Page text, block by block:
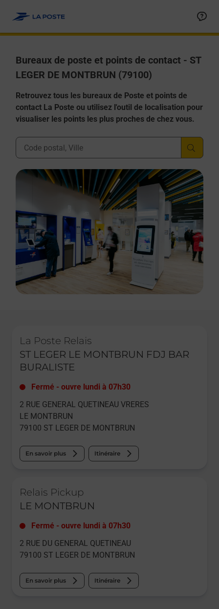
Bureaux de poste et points de contact - ST
LEGER DE MONTBRUN (79100)
Retrouvez tous les bureaux de Poste et points de
contact La Poste ou utilisez l'outil de localisation pour
visualiser les points les plus proches de chez vous.
Ville, Département, Code Postal
La Poste Relais
ST LEGER LE MONTBRUN FDJ BAR
BURALISTE
Fermé - ouvre lundi à 07h30
2 RUE GENERAL QUETINEAU VRERES
LE MONTBRUN
79100 ST LEGER DE MONTBRUN
En savoir plus Itinéraire
Relais Pickup
LE MONTBRUN
Fermé - ouvre lundi à 07h30
2 RUE DU GENERAL QUETINEAU
79100 ST LEGER DE MONTBRUN
En savoir plus Itinéraire